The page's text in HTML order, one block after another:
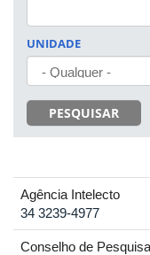
UNIDADE
PESQUISAR
Agência Intelecto
34 3239-4977
Conselho de